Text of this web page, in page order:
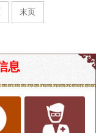
末页
息